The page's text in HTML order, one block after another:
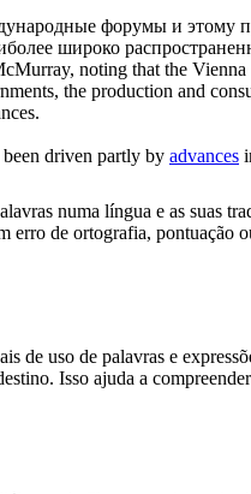
форумы и этому
широко
noting that the
the production and
been driven partly by advances
numa língua e as suas
erro de ortografia, pontuação
de uso de palavras e
Isso ajuda a